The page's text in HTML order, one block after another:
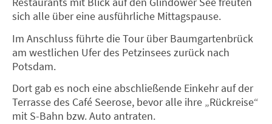
sich alle über eine ausführliche Mittagspause.
Im Anschluss führte die Tour über Baumgartenbrück
am westlichen Ufer des Petzinsees zurück nach
Potsdam.
Dort gab es noch eine abschließende Einkehr auf der
Terrasse des Café Seerose, bevor alle ihre „Rückreise“
mit S-Bahn bzw. Auto antraten.